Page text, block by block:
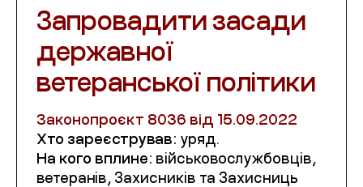
Запровадити засади
державної
ветеранської політики
Законопроєкт 8036 від 15.09.2022
Хто зареєстрував: уряд.
На кого вплине: військовослужбовців,
ветеранів, Захисників та Захисниць